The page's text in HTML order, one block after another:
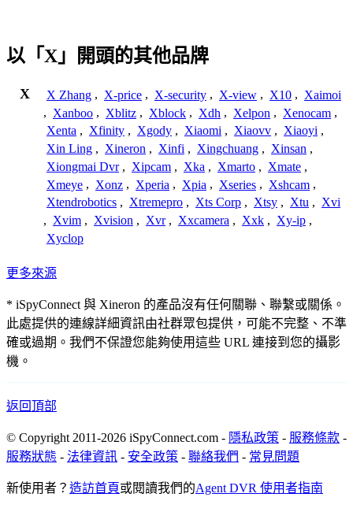
以「X」開頭的其他品牌
X X Zhang , X-price , X-security , X-view , X10 , Xaimoi
, Xanboo , Xblitz , Xblock , Xdh , Xelpon , Xenocam ,
Xenta , Xfinity , Xgody , Xiaomi , Xiaovv , Xiaoyi ,
Xin Ling , Xineron , Xinfi , Xingchuang , Xinsan ,
Xiongmai Dvr , Xipcam , Xka , Xmarto , Xmate ,
Xmeye , Xonz , Xperia , Xpia , Xseries , Xshcam ,
Xtendrobotics , Xtremepro , Xts Corp , Xtsy , Xtu , Xvi
, Xvim , Xvision , Xvr , Xxcamera , Xxk , Xy-ip ,
Xyclop
更多來源
* iSpyConnect 與 Xineron 的產品沒有任何關聯、聯繫或關係。
此處提供的連線詳細資訊由社群眾包提供，可能不完整、不準
確或過期。我們不保證您能夠使用這些 URL 連接到您的攝影
機。
返回頂部
© Copyright 2011-2026 iSpyConnect.com - 隱私政策 - 服務條款 -
服務狀態 - 法律資訊 - 安全政策 - 聯絡我們 - 常見問題
新使用者？ 造訪首頁或閱讀我們的Agent DVR 使用者指南